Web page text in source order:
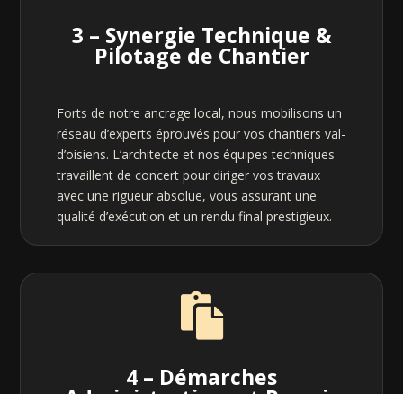
3 – Synergie Technique &
Pilotage de Chantier
Forts de notre ancrage local, nous mobilisons un
réseau d’experts éprouvés pour vos chantiers val-
d’oisiens. L’architecte et nos équipes techniques
travaillent de concert pour diriger vos travaux
avec une rigueur absolue, vous assurant une
qualité d’exécution et un rendu final prestigieux.

4 – Démarches